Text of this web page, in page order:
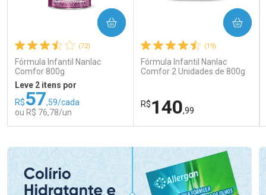
(72)
Fórmula Infantil Nanlac
Comfor 800g
Leve 2 itens por
R$57,59/cada
ou R$ 76,78/un
COMPRAR
(19)
Fórmula Infantil Nanlac
Comfor 2 Unidades de 800g
R$140,99
COMPRAR
Laboratório
Por Menos